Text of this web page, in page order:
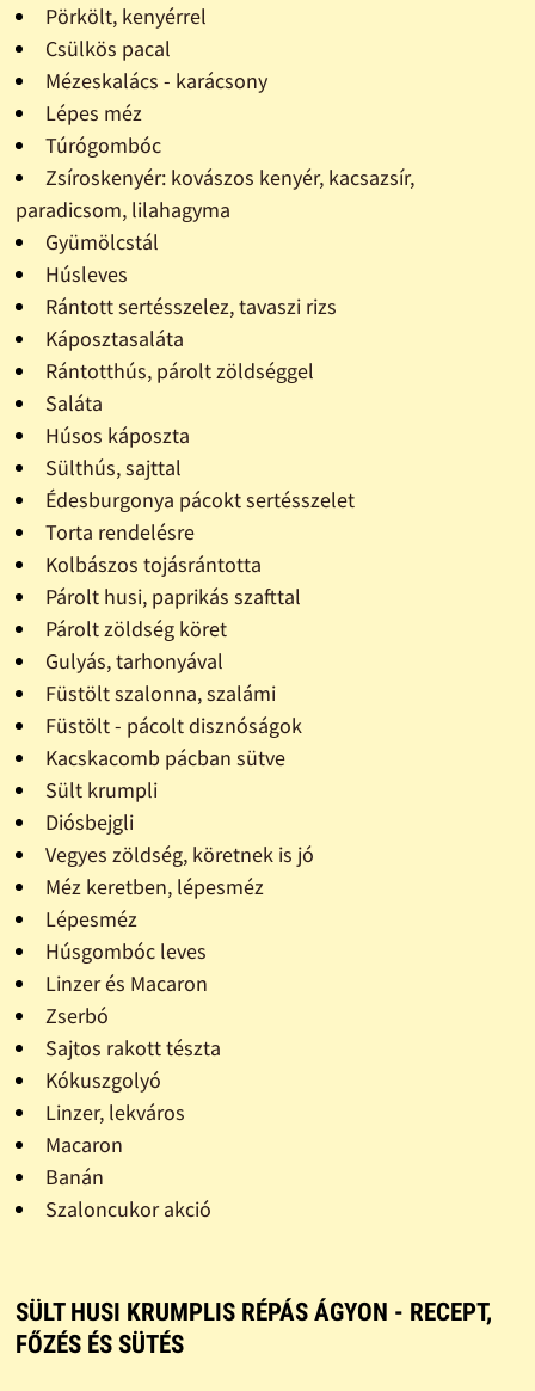
Pörkölt, kenyérrel
Csülkös pacal
Mézeskalács - karácsony
Lépes méz
Túrógombóc
Zsíroskenyér: kovászos kenyér, kacsazsír,
paradicsom, lilahagyma
Gyümölcstál
Húsleves
Rántott sertésszelez, tavaszi rizs
Káposztasaláta
Rántotthús, párolt zöldséggel
Saláta
Húsos káposzta
Sülthús, sajttal
Édesburgonya pácokt sertésszelet
Torta rendelésre
Kolbászos tojásrántotta
Párolt husi, paprikás szafttal
Párolt zöldség köret
Gulyás, tarhonyával
Füstölt szalonna, szalámi
Füstölt - pácolt disznóságok
Kacskacomb pácban sütve
Sült krumpli
Diósbejgli
Vegyes zöldség, köretnek is jó
Méz keretben, lépesméz
Lépesméz
Húsgombóc leves
Linzer és Macaron
Zserbó
Sajtos rakott tészta
Kókuszgolyó
Linzer, lekváros
Macaron
Banán
Szaloncukor akció
SÜLT HUSI KRUMPLIS RÉPÁS ÁGYON - RECEPT,
FŐZÉS ÉS SÜTÉS